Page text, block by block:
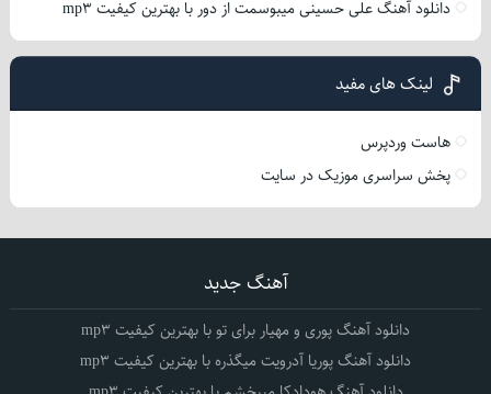
دانلود آهنگ علی حسینی میبوسمت از دور با بهترین کیفیت mp3
لینک های مفید
هاست وردپرس
پخش سراسری موزیک در سایت
آهنگ جدید
دانلود آهنگ پوری و مهیار برای تو با بهترین کیفیت mp3
دانلود آهنگ پوریا آدرویت میگذره با بهترین کیفیت mp3